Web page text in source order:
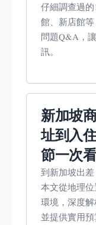
仔細調查過
館、新店館
問題Q&A，
訊。
新加坡
址到入
節一次
到新加坡出
本文從地理
環境，深度
並提供實用